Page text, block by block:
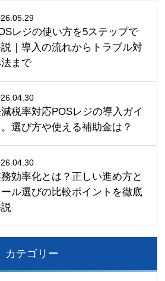
レジの使い方を5ステップで
｜導入の流れからトラブル対
まで
税率対応POSレジの導入ガイ
。選び方や使える補助金は？
効率化とは？正しい進め方と
ル選びの比較ポイントを徹底
カテゴリー